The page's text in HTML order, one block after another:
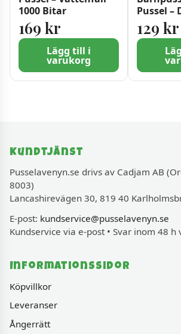
1000 Bitar
169 kr
Lägg till i
varukorg
Pussel –
Princess,
129 kr
Kundtjänst
Pusselavenyn.se drivs av Cadjam AB
8003)
Lancashirevägen 30, 819 40
E-post: kundservice@pusselavenyn.se
Kundservice via e-post • Svar inom 48 h
Informationssidor
Köpvillkor
Leveranser
Ångerrätt